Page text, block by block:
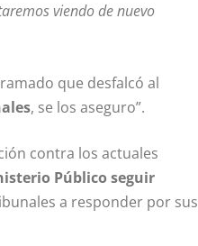
viendo de nuevo
que desfalcó al
, se los aseguro”.
contra los actuales
Público seguir
a responder por sus